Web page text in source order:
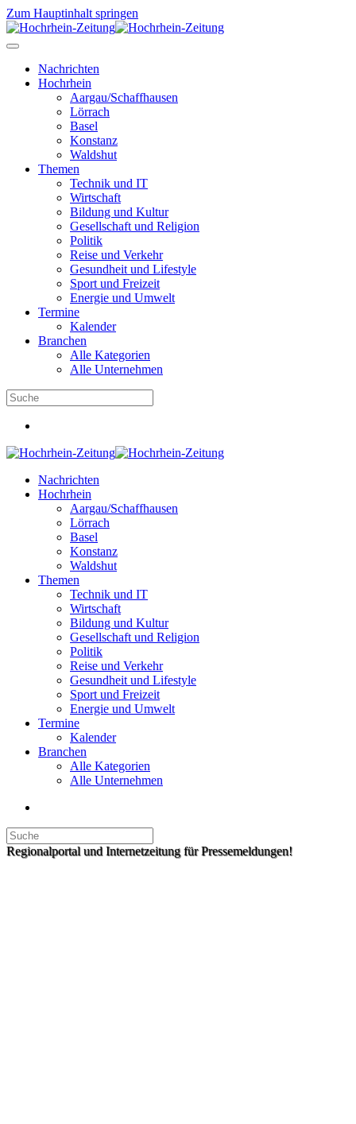
Zum Hauptinhalt springen
Nachrichten
Hochrhein
Aargau/Schaffhausen
Lörrach
Basel
Konstanz
Waldshut
Themen
Technik und IT
Wirtschaft
Bildung und Kultur
Gesellschaft und Religion
Politik
Reise und Verkehr
Gesundheit und Lifestyle
Sport und Freizeit
Energie und Umwelt
Termine
Kalender
Branchen
Alle Kategorien
Alle Unternehmen
Nachrichten
Hochrhein
Aargau/Schaffhausen
Lörrach
Basel
Konstanz
Waldshut
Themen
Technik und IT
Wirtschaft
Bildung und Kultur
Gesellschaft und Religion
Politik
Reise und Verkehr
Gesundheit und Lifestyle
Sport und Freizeit
Energie und Umwelt
Termine
Kalender
Branchen
Alle Kategorien
Alle Unternehmen
Regionalportal und Internetzeitung für Pressemeldungen!